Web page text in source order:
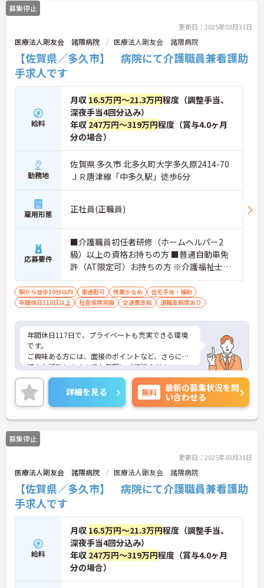
募集停止
更新日：2025年03月31日
医療法人剛友会 諸隈病院 医療法人剛友会 諸隈病院
【佐賀県／多久市】 病院にて介護職員兼看護助
手求人です
給料
月収 16.5万円～21.3万円程度（調整手当、
深夜手当4回分込み）
年収 247万円～319万円程度（賞与4.0ヶ月
分の場合）
勤務地
佐賀県 多久市 北多久町大字多久原2414-70
ＪＲ唐津線「中多久駅」徒歩6分
雇用形態 正社員(正職員)
応募要件
■介護職員初任者研修（ホームヘルパー2
級）以上の資格お持ちの方 ■普通自動車免
許（AT限定可）お持ちの方 ※介護福祉士資
格お持ちの方は尚良し
駅から徒歩10分以内 車通勤可 残業少なめ
住宅手当・補助
年間休日110日以上
社会保険完備 交通費支給 退職金制度あり
年間休日117日で、プライベートも充実できる環境
です。
ご興味ある方には、面接のポイントなど、さらに詳
細をお話致しますのでお気軽にご相談ください。
詳細を見る 無料
最新の募集状況を問
い合わせる
募集停止
更新日：2025年03月31日
医療法人剛友会 諸隈病院 医療法人剛友会 諸隈病院
【佐賀県／多久市】 病院にて介護職員兼看護助
手求人です
給料
月収 16.5万円～21.3万円程度（調整手当、
深夜手当4回分込み）
年収 247万円～319万円程度（賞与4.0ヶ月
分の場合）